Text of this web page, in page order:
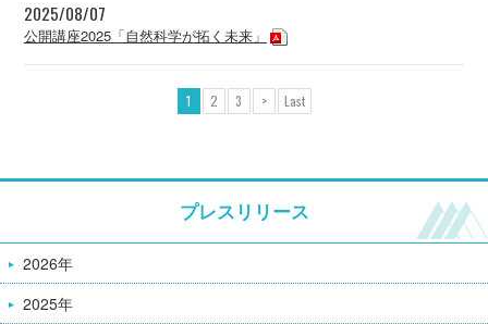
2025/08/07
公開講座2025「自然科学が拓く未来」
1 2 3 > Last
プレスリリース
2026年
2025年